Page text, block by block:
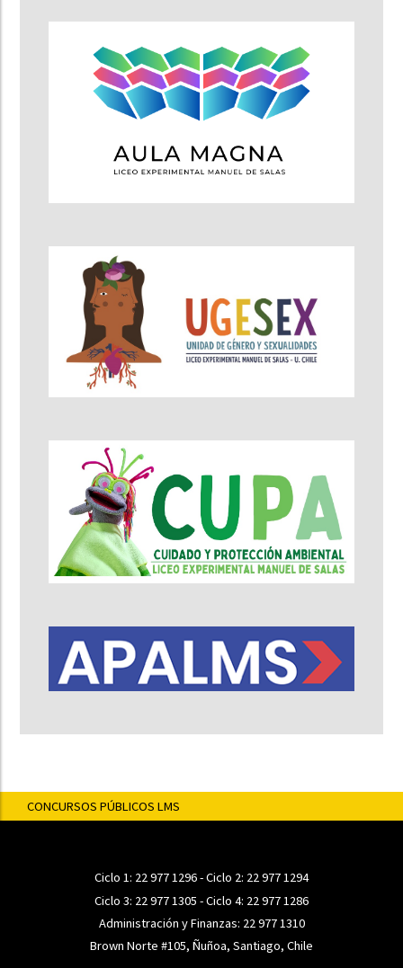
CONCURSOS PÚBLICOS LMS
Ciclo 1: 22 977 1296- Ciclo 2: 22 977 1294
Ciclo 3: 22 977 1305 - Ciclo 4: 22 977 1286
Administración y Finanzas: 22 977 1310
Brown Norte #105, Ñuñoa, Santiago, Chile